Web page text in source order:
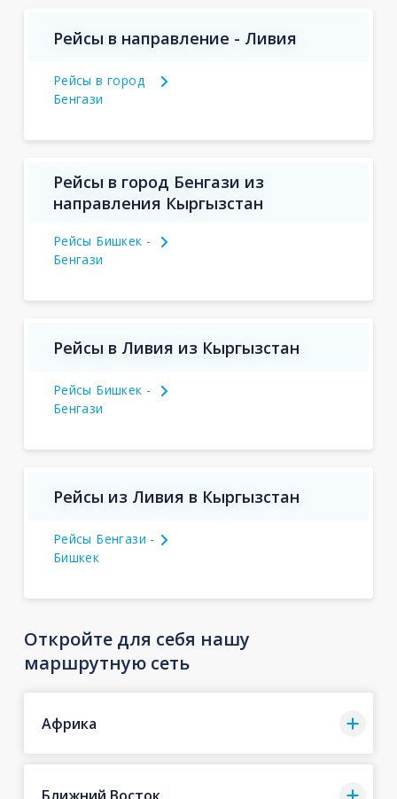
Рейсы в направление - Ливия
Рейсы в город
Бенгази
Рейсы в город Бенгази из
направления Кыргызстан
Рейсы Бишкек -
Бенгази
Рейсы в Ливия из Кыргызстан
Рейсы Бишкек -
Бенгази
Рейсы из Ливия в Кыргызстан
Рейсы Бенгази -
Бишкек
Откройте для себя нашу
маршрутную сеть
Африка
Ближний Восток